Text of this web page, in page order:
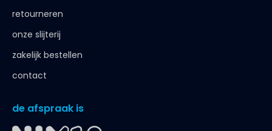
retourneren
onze slijterij
zakelijk bestellen
contact
de afspraak is